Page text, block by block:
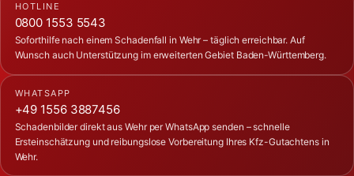
HOTLINE
0800 1553 5543
Soforthilfe nach einem Schadenfall in Wehr – täglich erreichbar. Auf
Wunsch auch Unterstützung im erweiterten Gebiet Baden-Württemberg.
WHATSAPP
+49 1556 3887456
Schadenbilder direkt aus Wehr per WhatsApp senden – schnelle
Ersteinschätzung und reibungslose Vorbereitung Ihres Kfz-Gutachtens in
Wehr.